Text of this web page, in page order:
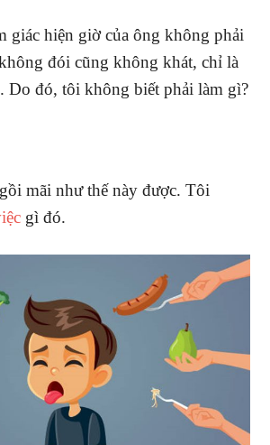
giác hiện giờ của ông không phải
đói cũng không khát, chỉ là
Do đó, tôi không biết phải làm gì?
mãi như thế này được. Tôi
gì đó.